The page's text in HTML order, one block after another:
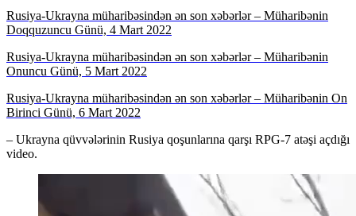
Rusiya-Ukrayna müharibəsindən ən son xəbərlər – Müharibənin
Doqquzuncu Günü, 4 Mart 2022
Rusiya-Ukrayna müharibəsindən ən son xəbərlər – Müharibənin
Onuncu Günü, 5 Mart 2022
Rusiya-Ukrayna müharibəsindən ən son xəbərlər – Müharibənin On
Birinci Günü, 6 Mart 2022
– Ukrayna qüvvələrinin Rusiya qoşunlarına qarşı RPG-7 atəşi açdığı
video.